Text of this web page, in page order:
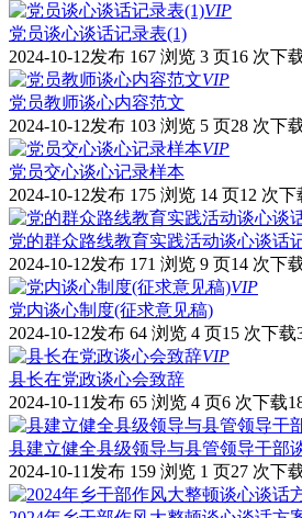
VIP
党员谈心谈话记录表(1)
2024-10-12发布 167 浏览 3 页16 次下
VIP
党员教师谈心内容范文
2024-10-12发布 103 浏览 5 页28 次下
VIP
党员交心谈心记录样本
2024-10-12发布 175 浏览 14 页12 次下
党的群众路线教育实践活动谈心谈话
2024-10-12发布 171 浏览 9 页14 次下
VIP
党内谈心制度(征求意见稿)
2024-10-12发布 64 浏览 4 页15 次下载
VIP
县长在党政谈心会致辞
2024-10-11发布 65 浏览 4 页6 次下载
县建立健全县级领导与县管领导干部
2024-10-11发布 159 浏览 1 页27 次下